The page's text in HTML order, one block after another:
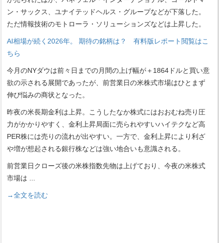
ン・サックス、ユナイテッドヘルス・グループなどが下落した。
ただ情報技術のモトローラ・ソリューションズなどは上昇した。
AI相場が続く2026年。 期待の銘柄は？ 有料版レポート閲覧はこ
ちら
今月のNYダウは前々日までの月間の上げ幅が＋1864ドルと買い意
欲の示される展開であったが、前営業日の米株式市場はひとまず
伸び悩みの商状となった。
昨夜の米長期金利は上昇。こうしたなか株式にはおおむね売り圧
力がかかりやすく、金利上昇局面に売られやすいハイテクなど高
PER株には売りの流れが出やすい。一方で、金利上昇により利ざ
や増が想起される銀行株などは強い地合いも意識される。
前営業日クローズ後の米株指数先物は上げており、今夜の米株式
市場は
→全文を読む